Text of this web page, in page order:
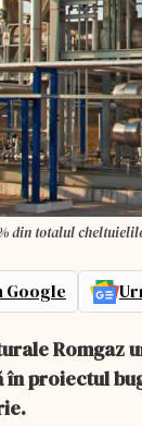
din totalul
Google
Romgaz
proiectul